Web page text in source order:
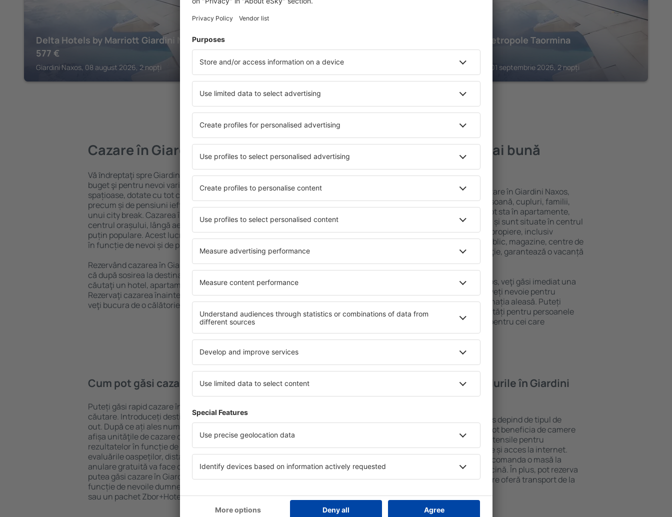
Delta Hotels by Marriott Giardini Naxos
577 €
Giardini Naxos, 08 august 2026, 2 nopți
1.258€
Taormina, 14 august 2026, 2 nopți
Hotel Metropole Taormina
2.662
Taormina, 01 septembrie 2026, 2 nopți
Vedeţi mai multe oferte în Giardini Naxos
Cazare în Giardini Naxos
Vă ȋndreptaţi spre Giardini Naxos? Găsiți cazare pentru fiecare
buget şi pentru nevoi variate. Puteți beneficia de proprietăți
spațioase, dotate cu tot confortul, cu numeroase facilități,
precum și de pensiuni ieftine pentru a sta câteva zile în timpul
unui city break. Cazarea în Giardini Naxos este disponibilă în
centrul orașului, lângă aeroport și în cartiere sau regiuni mai
puțin populare. Acest lucru vă va ajuta să găsiţi unităţi de cazare
în funcție de nevoi și de planurile ulterioare.
Rezervând cazarea în Giardini Naxos mai devreme, aveți garanţia
că după sosirea la destinație vă puteţi relaxa, fără a fi nevoie să
căutaţi un hotel, apartament sau altă unitate de cazare.
Rezervaţi cazarea înainte de călătoria spre Giardini Naxos și vă
veţi bucura de o călătorie liniştită.
Giardini Naxos – cea mai bună
cazare
Puteți alege dintr-o ofertă variată de cazare în Giardini Naxos,
inclusiv proprietăți pentru o singură persoană, cupluri, familii,
persoane ȋn vârstă și grupuri. Oaspeţii pot sta în apartamente,
hoteluri și pensiuni care oferă intimitate și sunt situate în centrul
orașului Giardini Naxos. Facilitățile din apropiere, inclusiv
companii de închirieri auto, transport public, magazine, centre de
reparaţii și locuri de relaxare sau distracţie, garantează o vacanță
extraordinară.
Dacă doriţi cazare de lux în Giardini Naxos, veţi găsi imediat una
care să se potrivească. Veți găsi tot ce aveți nevoie pentru
vacanță sau călătoria de afaceri la destinația aleasă. Puteți
rezerva cazare în Giardini Naxos cu facilități pentru persoanele
cu dizabilități, sugari și copii, precum și pentru cei care
călătoresc cu animale de companie.
Cum pot găsi cazare în Giardini Naxos?
Puteți găsi rapid cazare în Giardini Naxos folosind un motor de
căutare. Introduceți destinația și datele de check-in și check-
out. După ce ați ales numărul de persoane, motorul de căutare va
afișa unităţile de cazare disponibile în Giardini Naxos. Filtrarea
rezultatelor în funcție de tipul proprietăţii, numărul de stele,
evaluările oaspeților, distanța față de centru și opțiunea de
anulare gratuită va face căutarea mult mai ușoară. Astfel veți
putea găsi cazare în Giardini Naxos în doar câteva minute. În
funcție de nevoile dumneavoastră, puteți rezerva doar cazare
sau un pachet Zbor+Hotel.
Ce fel de facilităţi oferă hotelurile în Giardini
Naxos?
Facilitățile proprietăţilor în Giardini Naxos depind de tipul de
cazare și de numărul de stele. Oaspeții pot beneficia de camere
cu chicinetă, balcon, aer condiționat, ustensile pentru
prepararea ceaiului şi a cafelei, prosoape și acces la internet.
Vizitatorii pot avea parcare gratuită, pot comanda o masă la
restaurant sau pot alege un hotel cu piscină. În plus, pot rezerva
cazare în Giardini Naxos la proprietăți care oferă transport de la